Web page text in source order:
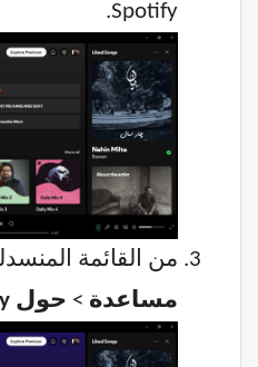
Spotify.
من القائمة
مساعدة > حول Spotify